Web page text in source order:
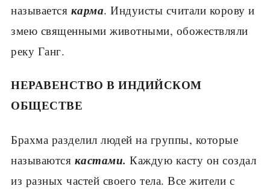
называется карма. Индуисты счита­ли корову и
змею священными животными, обожествляли
реку Ганг.
НЕРАВЕНСТВО В ИНДИЙСКОМ
ОБЩЕСТВЕ
Брахма разделил людей на группы, ко­торые
называются кастами. Каждую касту он создал
из разных частей своего тела. Все жители с